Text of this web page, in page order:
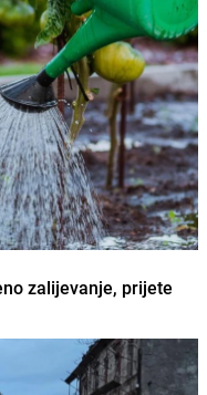
zalijevanje, prijete